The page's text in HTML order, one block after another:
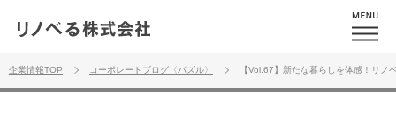
企業情報TOP コーポレートブログ〈パズル〉 【Vol.67】新たな暮らしを体感！リ